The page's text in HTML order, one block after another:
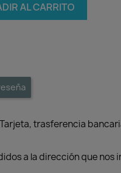
AL CARRITO
trasferencia
a la dirección que nos